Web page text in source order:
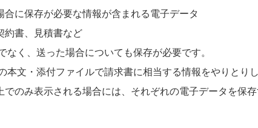
合に保存が必要な情報が含まれる電子データ
約書、⾒積書など
く、送った場合についても保存が必要です。
本⽂・添付ファイルで請求書に相当する情報をやりとり
でのみ表示される場合には、それぞれの電子データを保